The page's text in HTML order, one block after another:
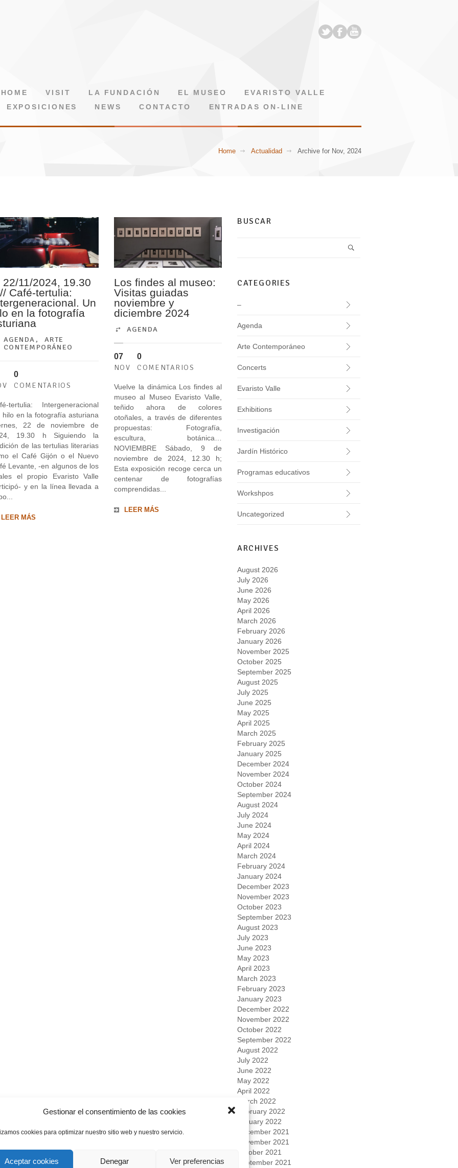
Gestionar el consentimiento de las cookies
cookies para optimizar nuestro sitio web y nuestro servicio.
Aceptar cookies Denegar Ver preferencias
HOME VISIT LA FUNDACIÓN EL MUSEO
EVARISTO VALLE
EXPOSICIONES
NEWS CONTACTO ENTRADAS ON-LINE
Home Actualidad Archive for Nov, 2024
22/11/2024, 19.30
Café-tertulia:
Un
en la fotografía
AGENDA , ARTE
CONTEMPORÁNEO
0
COMENTARIOS
tertulia: Intergeneracional
hilo en la fotografía asturiana
22 de noviembre de
19.30 h Siguiendo la
de las tertulias literarias
el Café Gijón o el Nuevo
Levante, -en algunos de los
el propio Evaristo Valle
y en la línea llevada a
LEER MÁS
Los findes al museo:
Visitas guiadas
noviembre y
diciembre 2024
AGENDA
07
NOV
0
COMENTARIOS
Vuelve la dinámica Los findes al
museo al Museo Evaristo Valle,
teñido ahora de colores
otoñales, a través de diferentes
propuestas: Fotografía,
escultura, botánica…
NOVIEMBRE Sábado, 9 de
noviembre de 2024, 12.30 h;
Esta exposición recoge cerca un
centenar de fotografías
comprendidas...
LEER MÁS
BUSCAR
CATEGORIES
–
Agenda
Arte Contemporáneo
Concerts
Evaristo Valle
Exhibitions
Investigación
Jardín Histórico
Programas educativos
Workshpos
Uncategorized
ARCHIVES
August 2026
July 2026
June 2026
May 2026
April 2026
March 2026
February 2026
January 2026
November 2025
October 2025
September 2025
August 2025
July 2025
June 2025
May 2025
April 2025
March 2025
February 2025
January 2025
December 2024
November 2024
October 2024
September 2024
August 2024
July 2024
June 2024
May 2024
April 2024
March 2024
February 2024
January 2024
December 2023
November 2023
October 2023
September 2023
August 2023
July 2023
June 2023
May 2023
April 2023
March 2023
February 2023
January 2023
December 2022
November 2022
October 2022
September 2022
August 2022
July 2022
June 2022
May 2022
April 2022
March 2022
February 2022
January 2022
December 2021
November 2021
October 2021
September 2021